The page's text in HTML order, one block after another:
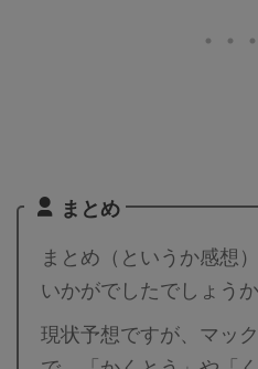
での考察からの推測となります。
シンカポケモン」は必須です。メ
まとめ
まとめ（というか感想）
いかがでしたでしょう
現状予想ですが、マッ